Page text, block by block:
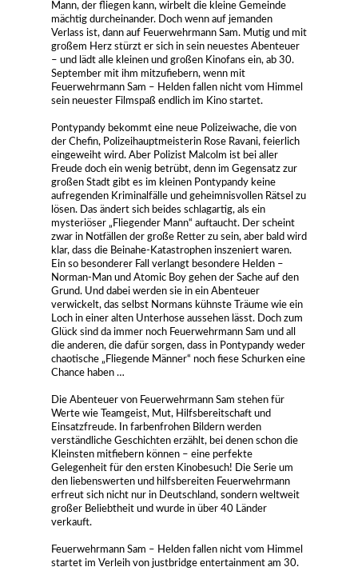
Mann, der fliegen kann, wirbelt die kleine Gemeinde
mächtig durcheinander. Doch wenn auf jemanden
Verlass ist, dann auf Feuerwehrmann Sam. Mutig und mit
großem Herz stürzt er sich in sein neuestes Abenteuer
– und lädt alle kleinen und großen Kinofans ein, ab 30.
September mit ihm mitzufiebern, wenn mit
Feuerwehrmann Sam – Helden fallen nicht vom Himmel
sein neuester Filmspaß endlich im Kino startet.
Pontypandy bekommt eine neue Polizeiwache, die von
der Chefin, Polizeihauptmeisterin Rose Ravani, feierlich
eingeweiht wird. Aber Polizist Malcolm ist bei aller
Freude doch ein wenig betrübt, denn im Gegensatz zur
großen Stadt gibt es im kleinen Pontypandy keine
aufregenden Kriminalfälle und geheimnisvollen Rätsel zu
lösen. Das ändert sich beides schlagartig, als ein
mysteriöser „Fliegender Mann“ auftaucht. Der scheint
zwar in Notfällen der große Retter zu sein, aber bald wird
klar, dass die Beinahe-Katastrophen inszeniert waren.
Ein so besonderer Fall verlangt besondere Helden –
Norman-Man und Atomic Boy gehen der Sache auf den
Grund. Und dabei werden sie in ein Abenteuer
verwickelt, das selbst Normans kühnste Träume wie ein
Loch in einer alten Unterhose aussehen lässt. Doch zum
Glück sind da immer noch Feuerwehrmann Sam und all
die anderen, die dafür sorgen, dass in Pontypandy weder
chaotische „Fliegende Männer“ noch fiese Schurken eine
Chance haben …
Die Abenteuer von Feuerwehrmann Sam stehen für
Werte wie Teamgeist, Mut, Hilfsbereitschaft und
Einsatzfreude. In farbenfrohen Bildern werden
verständliche Geschichten erzählt, bei denen schon die
Kleinsten mitfiebern können – eine perfekte
Gelegenheit für den ersten Kinobesuch! Die Serie um
den liebenswerten und hilfsbereiten Feuerwehrmann
erfreut sich nicht nur in Deutschland, sondern weltweit
großer Beliebtheit und wurde in über 40 Länder
verkauft.
Feuerwehrmann Sam – Helden fallen nicht vom Himmel
startet im Verleih von justbridge entertainment am 30.